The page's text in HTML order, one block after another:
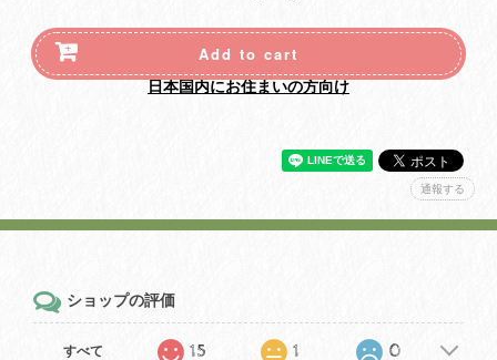
Add to cart
日本国内にお住まいの方向け
通報する
ショップの評価
すべて 15 1 0